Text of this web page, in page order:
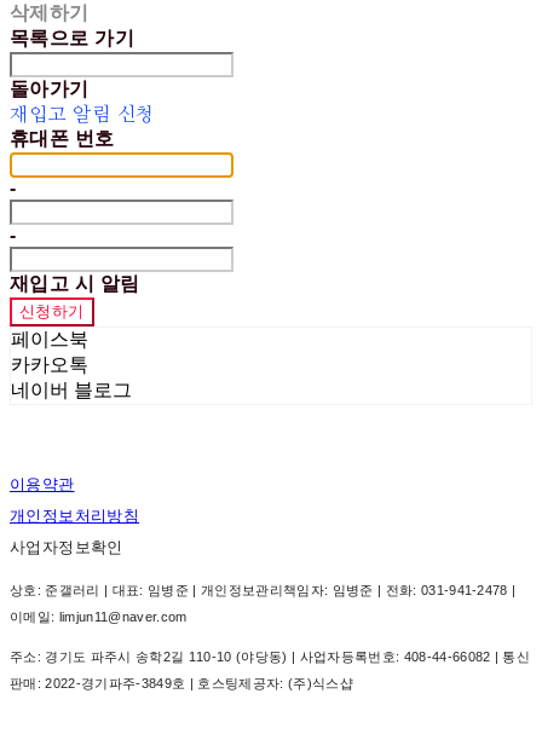
삭제하기
목록으로 가기
돌아가기
재입고 알림 신청
휴대폰 번호
-
-
재입고 시 알림
신청하기
페이스북
카카오톡
네이버 블로그
이용약관
개인정보처리방침
사업자정보확인
상호: 준갤러리 | 대표: 임병준 | 개인정보관리책임자: 임병준 | 전화: 031-941-2478 |
이메일: limjun11@naver.com
주소: 경기도 파주시 송학2길 110-10 (야당동) | 사업자등록번호: 408-44-66082 | 통신
판매:2022-경기파주-3849호 | 호스팅제공자: (주)식스샵